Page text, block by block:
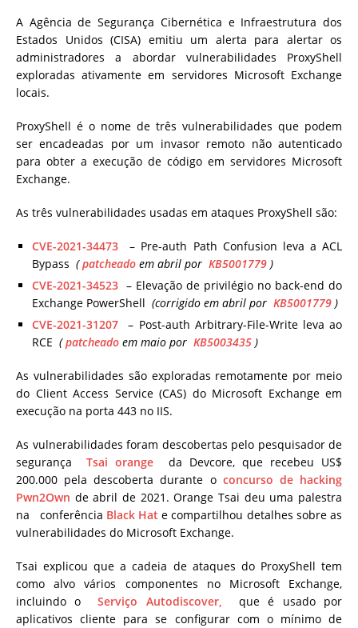
A Agência de Segurança Cibernética e Infraestrutura dos
Estados Unidos (CISA) emitiu um alerta para alertar os
administradores a abordar vulnerabilidades ProxyShell
exploradas ativamente em servidores Microsoft Exchange
locais.
ProxyShell é o nome de três vulnerabilidades que podem
ser encadeadas por um invasor remoto não autenticado
para obter a execução de código em servidores Microsoft
Exchange.
As três vulnerabilidades usadas em ataques ProxyShell são:
CVE-2021-34473 – Pre-auth Path Confusion leva a ACL
Bypass (patcheado em abril por KB5001779 )
CVE-2021-34523 – Elevação de privilégio no back-end do
Exchange PowerShell (corrigido em abril por KB5001779 )
CVE-2021-31207 – Post-auth Arbitrary-File-Write leva ao
RCE (patcheado em maio por KB5003435 )
As vulnerabilidades são exploradas remotamente por meio
do Client Access Service (CAS) do Microsoft Exchange em
execução na porta 443 no IIS.
As vulnerabilidades foram descobertas pelo pesquisador de
segurançaTsai orange da Devcore, que recebeu US$
200.000 pela descoberta durante o concurso de hacking
Pwn2Own de abril de 2021. Orange Tsai deu uma palestra
na conferência Black Hat e compartilhou detalhes sobre as
vulnerabilidades do Microsoft Exchange.
Tsai explicou que a cadeia de ataques do ProxyShell tem
como alvo vários componentes no Microsoft Exchange,
incluindo oServiço Autodiscover, que é usado por
aplicativos cliente para se configurar com o mínimo de